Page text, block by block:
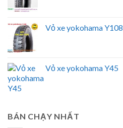
Vỏ xe yokohama Y108
Vỏ xe yokohama Y45
BÁN CHẠY NHẤT